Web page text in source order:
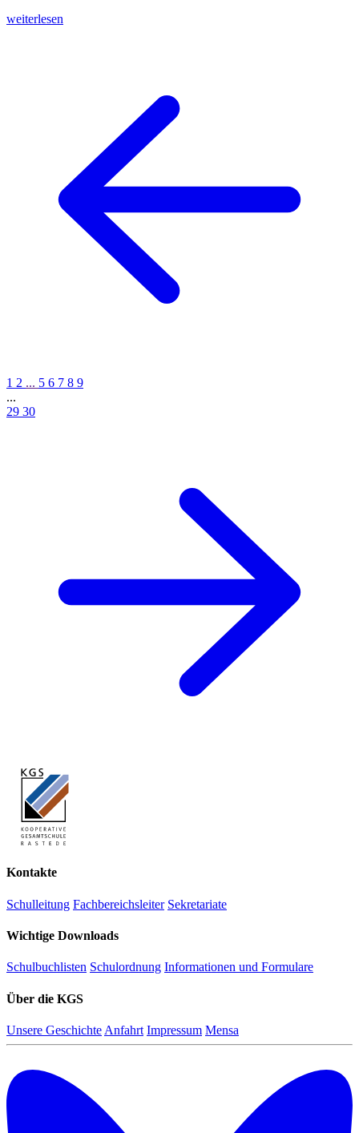
weiterlesen
1 2 ... 5 6 7 8 9
...
29 30
Kontakte
Schulleitung Fachbereichsleiter Sekretariate
Wichtige Downloads
Schulbuchlisten Schulordnung Informationen und Formulare
Über die KGS
Unsere Geschichte Anfahrt Impressum Mensa